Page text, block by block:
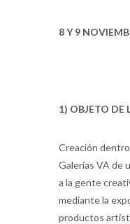
8 Y 9
1) OBJETO DE
Creación
Galerías VA de
a la gente
mediante la
productos